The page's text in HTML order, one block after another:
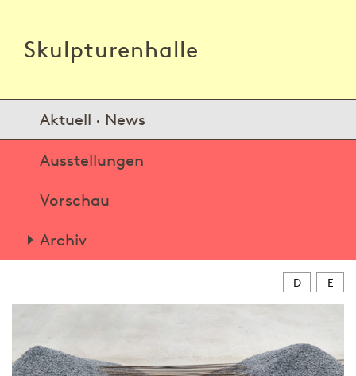
Skulpturenhalle
Aktuell · News
Ausstellungen
Vorschau
Archiv
D E